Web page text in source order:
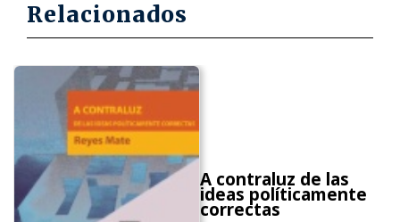
Relacionados
A contraluz de las
ideas políticamente
correctas